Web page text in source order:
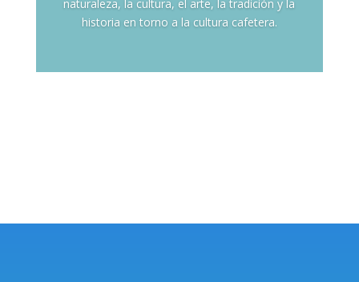
naturaleza, la cultura, el arte, la tradición y la
historia en torno a la cultura cafetera.